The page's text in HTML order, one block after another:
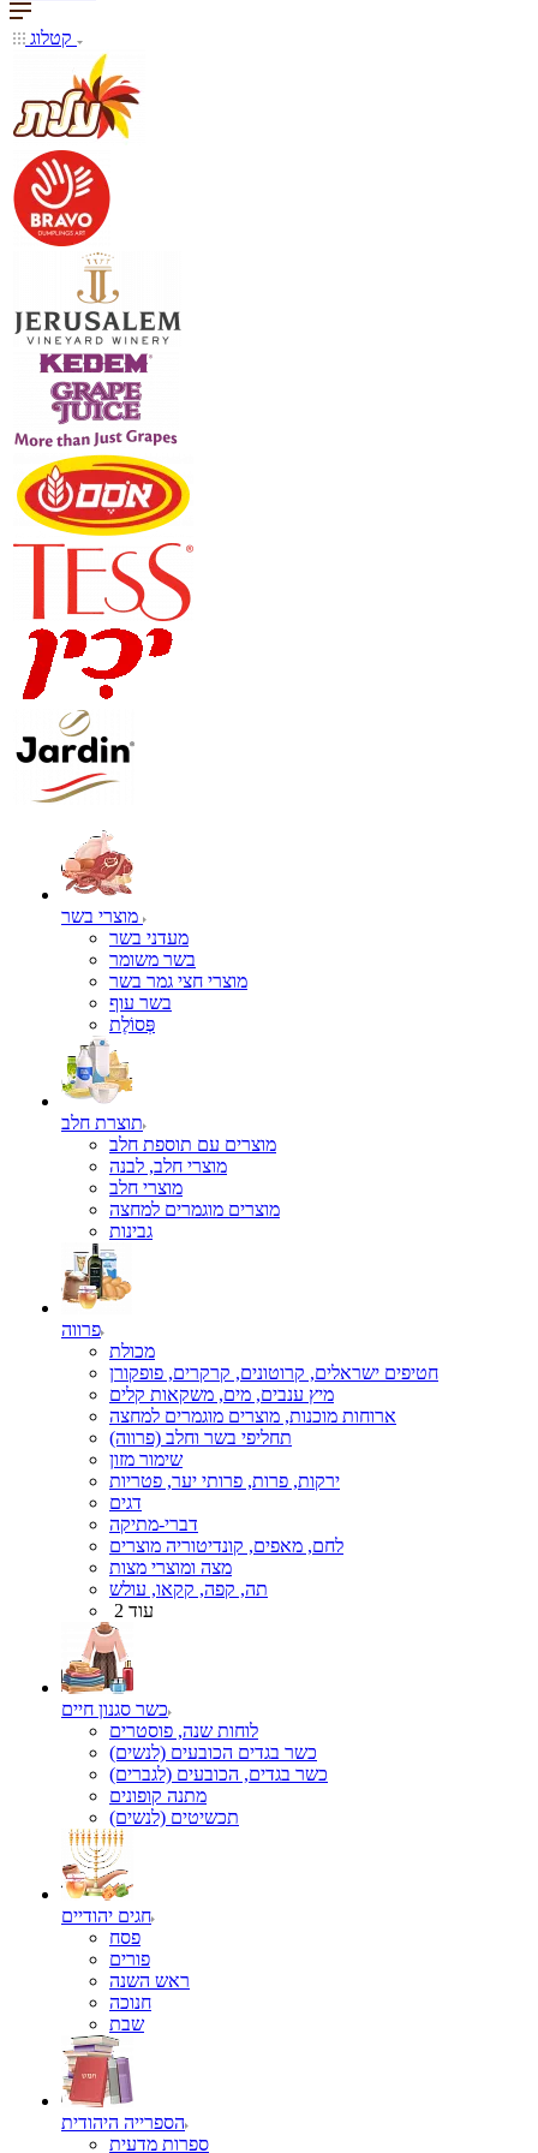
מעדני בשר
בשר משומר
מוצרי חצי גמר בשר
בשר עוף
פְּסוֹלֶת
תוצרת חלב
מוצרים עם תוספת חלב
מוצרי חלב, לבנה
מוצרי חלב
מוצרים מוגמרים למחצה
גבינות
פרווה
מכולת
חטיפים ישראלים, קרוטונים, קרקרים, פופקורן
מיץ ענבים, מים, משקאות קלים
ארוחות מוכנות, מוצרים מוגמרים למחצה
תחליפי בשר וחלב (פרווה)
שימור מזון
ירקות, פרות, פרותי יער, פטריות
דגים
דברי-מתיקה
לחם, מאפים, קונדיטוריה מוצרים
מצה ומוצרי מצות
תה, קפה, קקאו, עולש
עוד 2
כשר סגנון חיים
לוחות שנה, פוסטרים
כשר בגדים הכובעים (לנשים)
כשר בגדים, הכובעים (לגברים)
מתנה קופונים
תכשיטים (לנשים)
חגים יהודיים
פסח
פורים
ראש השנה
חנוכה
שבת
הספרייה היהודית
ספרות מדעית